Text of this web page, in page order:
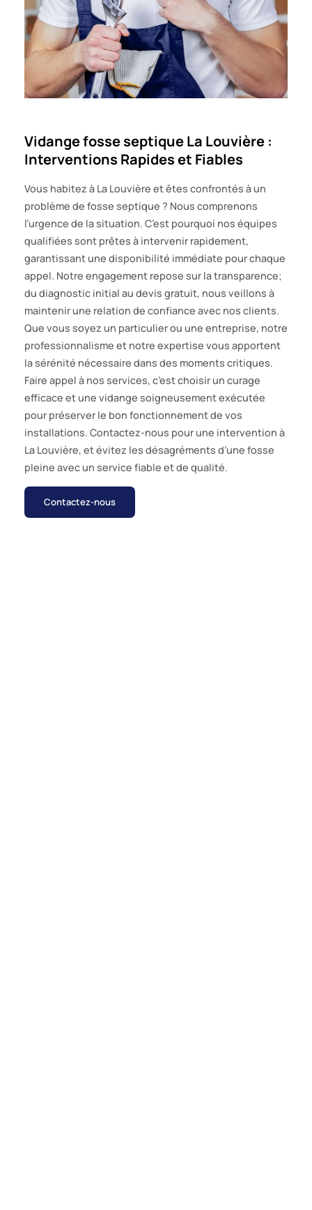
Vidange fosse septique La Louvière :
Interventions Rapides et Fiables
Vous habitez à La Louvière et êtes confrontés à un
problème de fosse septique ? Nous comprenons
l’urgence de la situation. C’est pourquoi nos équipes
qualifiées sont prêtes à intervenir rapidement,
garantissant une disponibilité immédiate pour chaque
appel. Notre engagement repose sur la transparence;
du diagnostic initial au devis gratuit, nous veillons à
maintenir une relation de confiance avec nos clients.
Que vous soyez un particulier ou une entreprise, notre
professionnalisme et notre expertise vous apportent
la sérénité nécessaire dans des moments critiques.
Faire appel à nos services, c’est choisir un curage
efficace et une vidange soigneusement exécutée
pour préserver le bon fonctionnement de vos
installations. Contactez-nous pour une intervention à
La Louvière, et évitez les désagréments d’une fosse
pleine avec un service fiable et de qualité.
Contactez-nous